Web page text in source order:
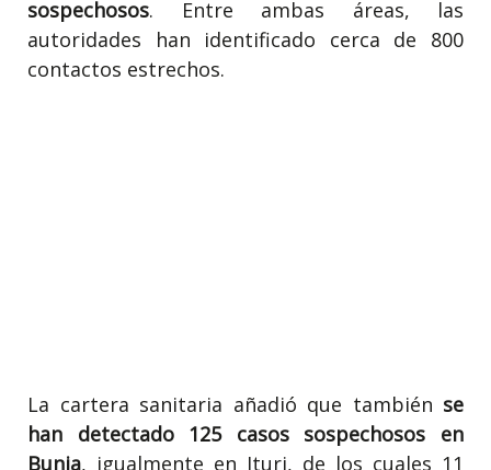
sospechosos. Entre ambas áreas, las
autoridades han identificado cerca de 800
contactos estrechos.
La cartera sanitaria añadió que también se
han detectado 125 casos sospechosos en
Bunia, igualmente en Ituri, de los cuales 11